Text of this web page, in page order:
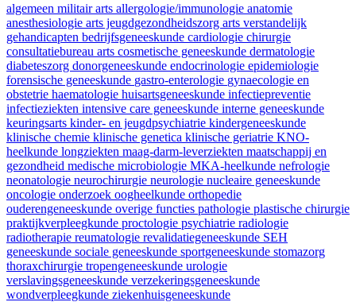
algemeen militair arts allergologie/immunologie anatomie
anesthesiologie arts jeugdgezondheidszorg arts verstandelijk
gehandicapten bedrijfsgeneeskunde cardiologie chirurgie
consultatiebureau arts cosmetische geneeskunde dermatologie
diabeteszorg donorgeneeskunde endocrinologie epidemiologie
forensische geneeskunde gastro-enterologie gynaecologie en
obstetrie haematologie huisartsgeneeskunde infectiepreventie
infectieziekten intensive care geneeskunde interne geneeskunde
keuringsarts kinder- en jeugdpsychiatrie kindergeneeskunde
klinische chemie klinische genetica klinische geriatrie KNO-
heelkunde longziekten maag-darm-leverziekten maatschappij en
gezondheid medische microbiologie MKA-heelkunde nefrologie
neonatologie neurochirurgie neurologie nucleaire geneeskunde
oncologie onderzoek oogheelkunde orthopedie
ouderengeneeskunde overige functies pathologie plastische chirurgie
praktijkverpleegkunde proctologie psychiatrie radiologie
radiotherapie reumatologie revalidatiegeneeskunde SEH
geneeskunde sociale geneeskunde sportgeneeskunde stomazorg
thoraxchirurgie tropengeneeskunde urologie
verslavingsgeneeskunde verzekeringsgeneeskunde
wondverpleegkunde ziekenhuisgeneeskunde